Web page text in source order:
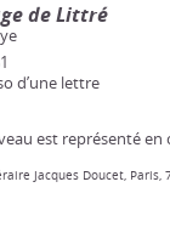
de Littré
d’une lettre
est représenté en
Jacques Doucet, Paris,